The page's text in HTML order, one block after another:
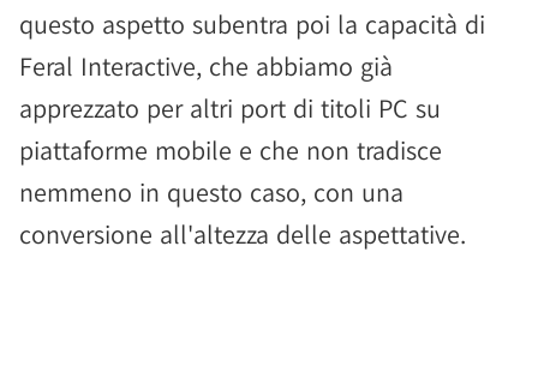
questo aspetto subentra poi la capacità di
Feral Interactive, che abbiamo già
apprezzato per altri port di titoli PC su
piattaforme mobile e che non tradisce
nemmeno in questo caso, con una
conversione all'altezza delle aspettative.